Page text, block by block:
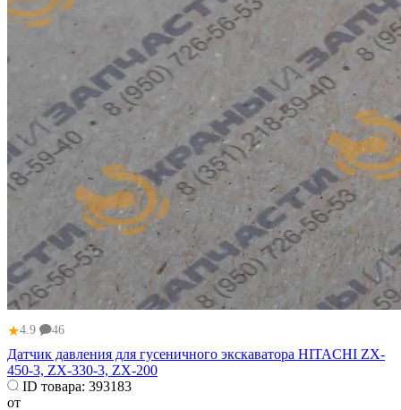
★4.9 46
Датчик давления для гусеничного экскаватора HITACHI ZX-
450-3, ZX-330-3, ZX-200
ID товара: 393183
от